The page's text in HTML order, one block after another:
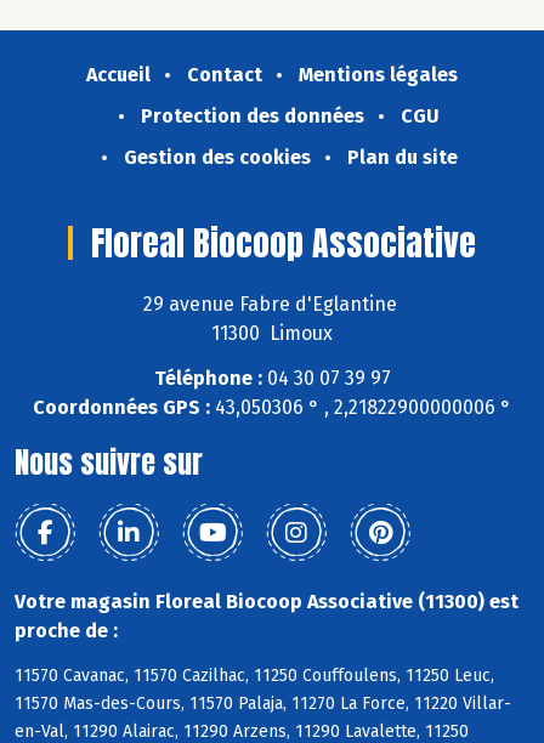
Accueil Contact
Mentions légales
Protection des données
CGU
Gestion des cookies
Plan du site
Floreal Biocoop Associative
29 avenue Fabre d'Eglantine
11300 Limoux
Téléphone :04 30 07 39 97
Coordonnées GPS : 43,050306 ° , 2,21822900000006 °
Nous suivre sur
Votre magasin Floreal Biocoop Associative (11300) est
proche de :
11570 Cavanac, 11570 Cazilhac, 11250 Couffoulens, 11250 Leuc,
11570 Mas-des-Cours, 11570 Palaja, 11270 La Force, 11220 Villar-
en-Val, 11290 Alairac, 11290 Arzens, 11290 Lavalette, 11250